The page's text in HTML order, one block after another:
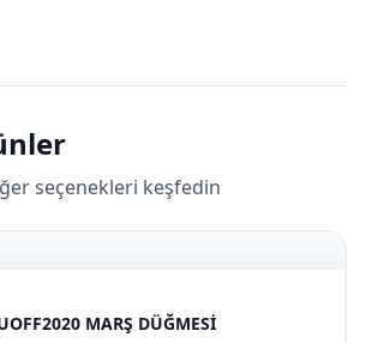
seçenekleri keşfedin
MARŞ DÜĞMESİ